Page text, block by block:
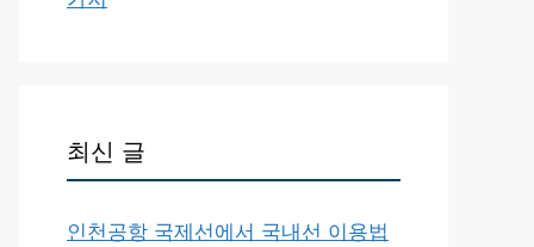
최신 글
인천공항 국제선에서 국내선 이용법